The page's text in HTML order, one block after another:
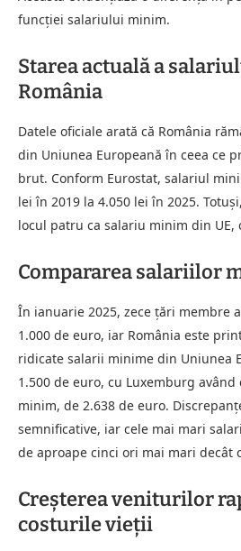
funcției salariului minim.
Starea actuală a
România
Datele oficiale arată că România
din Uniunea Europeană în ceea ce
brut. Conform Eurostat, salariul
lei în 2019 la 4.050 lei în 2025.
locul patru ca salariu minim din UE,
Compararea salariilor
În ianuarie 2025, zece țări membre
1.000 de euro, iar România este
ridicate salarii minime din Uniunea
1.500 de euro, cu Luxemburg
minim, de 2.638 de euro.
semnificative, iar cele mai mari
de aproape cinci ori mai mari decât
Creșterea veniturilor
costurile vieții